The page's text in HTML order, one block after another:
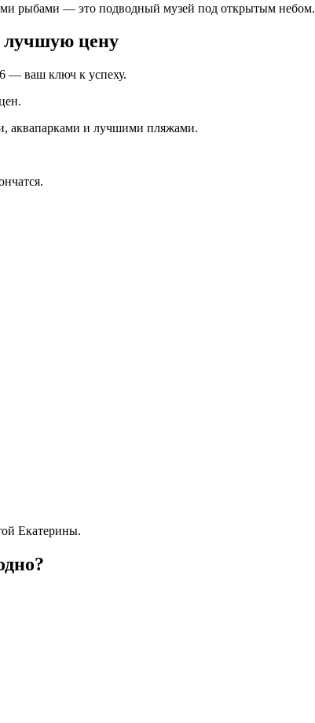
рыбами — это подводный музей под открытым небом.
лучшую цену
— ваш ключ к успеху.
аквапарками и лучшими пляжами.
Екатерины.